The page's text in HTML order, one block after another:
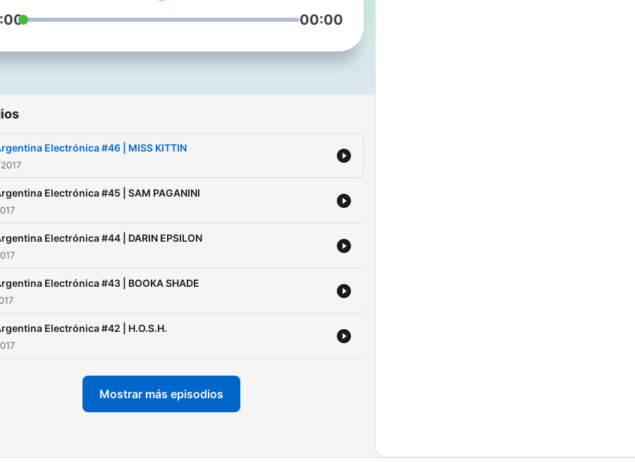
00:00
Electrónica #46 | MISS KITTIN
Electrónica #45 | SAM PAGANINI
Electrónica #44 | DARIN EPSILON
Electrónica #43 | BOOKA SHADE
Electrónica #42 | H.O.S.H.
Mostrar más episodios